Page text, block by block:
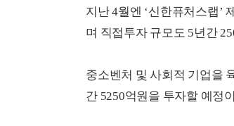
지난 4월엔 ‘신한퓨처스랩’
며 직접투자 규모도 5년간
중소벤처 및 사회적 기업을
간 5250억원을 투자할 예정